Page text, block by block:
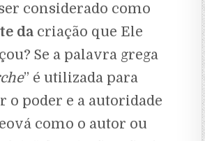
considerado como
da criação que Ele
Se a palavra grega
” é utilizada para
o poder e a autoridade
como o autor ou